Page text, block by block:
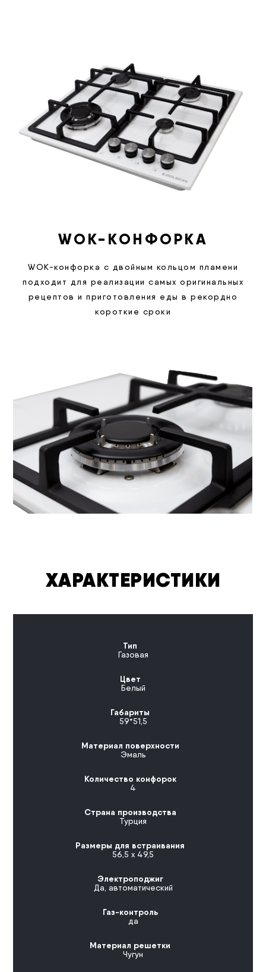
WOK-КОНФОРКА
WOK-конфорка с двойным кольцом пламени
подходит для реализации самых оригинальных
рецептов и приготовления еды в рекордно
короткие сроки
ХАРАКТЕРИСТИКИ
Тип
Газовая
Цвет
Белый
Габариты
59*51,5
Материал поверхности
Эмаль
Количество конфорок
4
Страна производства
Турция
Размеры для встраивания
56,5 x 49,5
Электроподжиг
Да, автоматический
Газ-контроль
да
Материал решетки
Чугун